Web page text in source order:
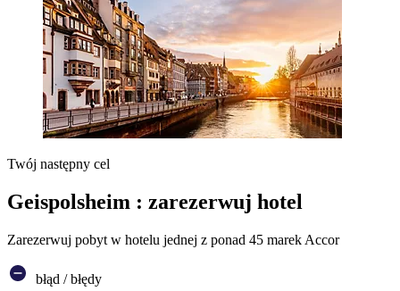
Twój następny cel
Geispolsheim : zarezerwuj hotel
Zarezerwuj pobyt w hotelu jednej z ponad 45 marek Accor
błąd / błędy